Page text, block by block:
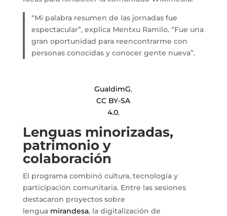
“Mi palabra resumen de las jornadas fue
espectacular”, explica Mentxu Ramilo. “Fue una
gran oportunidad para reencontrarme con
personas conocidas y conocer gente nueva”.
GualdimG,
CC BY-SA
4.0,
Lenguas minorizadas,
patrimonio y
colaboración
El programa combinó cultura, tecnología y
participación comunitaria. Entre las sesiones
destacaron proyectos sobre
lengua mirandesa, la digitalización de